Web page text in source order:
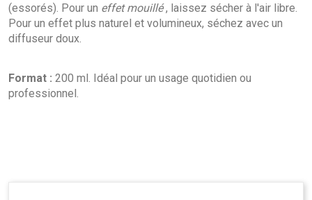
(essorés). Pour un effet mouillé, laissez sécher à l'air libre.
Pour un effet plus naturel et volumineux, séchez avec un
diffuseur doux.
Format : 200 ml. Idéal pour un usage quotidien ou
professionnel.